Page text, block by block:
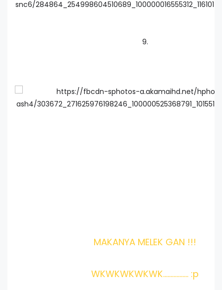
9.
MAKANYA MELEK GAN !!!
WKWKWKWKWK................. :p